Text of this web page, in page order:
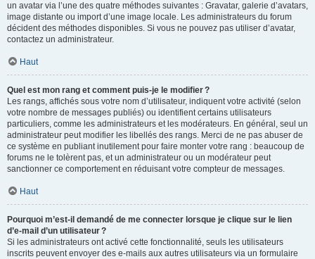
un avatar via l’une des quatre méthodes suivantes : Gravatar, galerie d’avatars,
image distante ou import d’une image locale. Les administrateurs du forum
décident des méthodes disponibles. Si vous ne pouvez pas utiliser d’avatar,
contactez un administrateur.
Haut
Quel est mon rang et comment puis-je le modifier ?
Les rangs, affichés sous votre nom d’utilisateur, indiquent votre activité (selon
votre nombre de messages publiés) ou identifient certains utilisateurs
particuliers, comme les administrateurs et les modérateurs. En général, seul un
administrateur peut modifier les libellés des rangs. Merci de ne pas abuser de
ce système en publiant inutilement pour faire monter votre rang : beaucoup de
forums ne le tolèrent pas, et un administrateur ou un modérateur peut
sanctionner ce comportement en réduisant votre compteur de messages.
Haut
Pourquoi m’est-il demandé de me connecter lorsque je clique sur le lien
d’e-mail d’un utilisateur ?
Si les administrateurs ont activé cette fonctionnalité, seuls les utilisateurs
inscrits peuvent envoyer des e-mails aux autres utilisateurs via un formulaire